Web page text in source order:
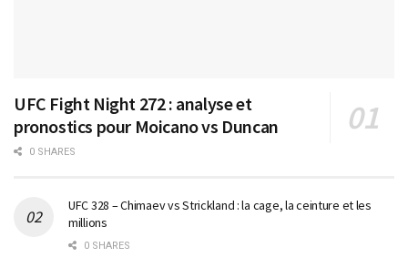
UFC Fight Night 272 : analyse et
pronostics pour Moicano vs Duncan
0 SHARES
UFC 328 – Chimaev vs Strickland : la cage, la ceinture et les
millions
0 SHARES